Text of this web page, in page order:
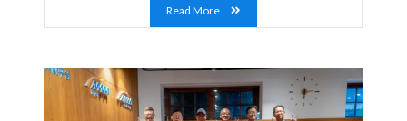
Read More